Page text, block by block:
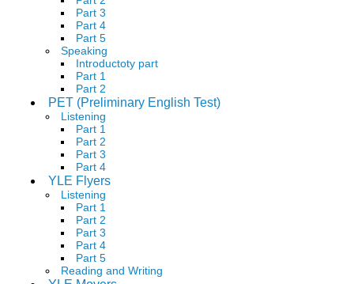
Part 3
Part 4
Part 5
Speaking
Introductoty part
Part 1
Part 2
PET (Preliminary English Test)
Listening
Part 1
Part 2
Part 3
Part 4
YLE Flyers
Listening
Part 1
Part 2
Part 3
Part 4
Part 5
Reading and Writing